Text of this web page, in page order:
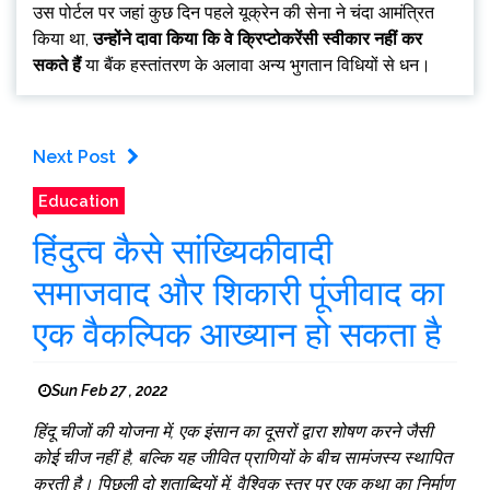
उस पोर्टल पर जहां कुछ दिन पहले यूक्रेन की सेना ने चंदा आमंत्रित
किया था, उन्होंने दावा किया कि वे क्रिप्टोकरेंसी स्वीकार नहीं कर
सकते हैंया बैंक हस्तांतरण के अलावा अन्य भुगतान विधियों से धन।
Next Post
Education
हिंदुत्व कैसे सांख्यिकीवादी
समाजवाद और शिकारी पूंजीवाद का
एक वैकल्पिक आख्यान हो सकता है
Sun Feb 27 , 2022
हिंदू चीजों की योजना में, एक इंसान का दूसरों द्वारा शोषण करने जैसी
कोई चीज नहीं है, बल्कि यह जीवित प्राणियों के बीच सामंजस्य स्थापित
करती है। पिछली दो शताब्दियों में, वैश्विक स्तर पर एक कथा का निर्माण